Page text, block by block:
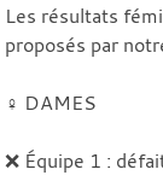
Les résultats
proposés par
♀️ DAMES
❌ Équipe 1 :